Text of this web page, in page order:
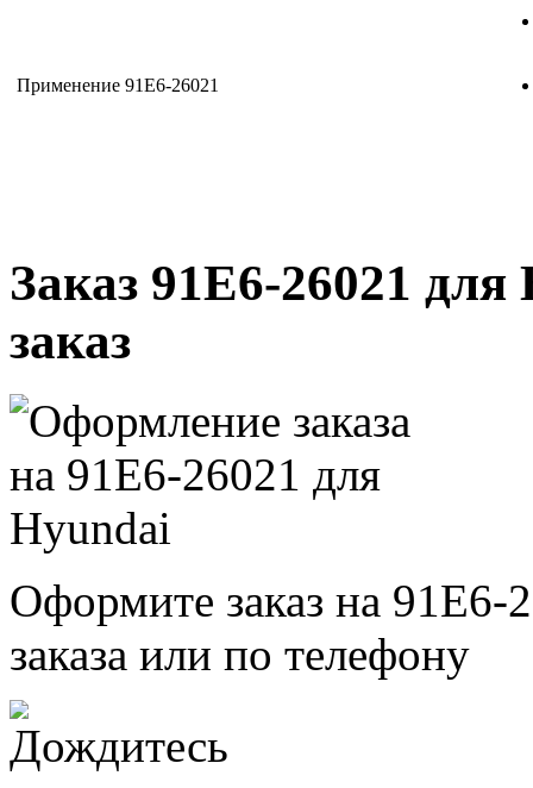
Применение 91E6-26021
Заказ 91E6-26021
заказ
Оформите заказ на
заказа или по телефону